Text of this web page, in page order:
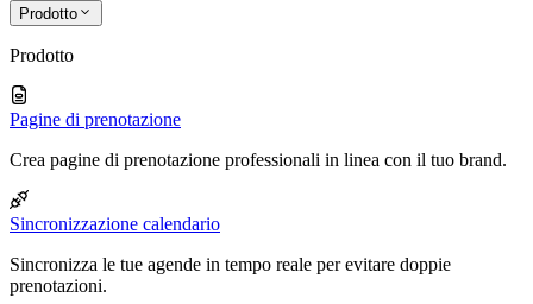
Prodotto
Prodotto
Pagine di prenotazione
Crea pagine di prenotazione professionali in linea con il tuo brand.
Sincronizzazione calendario
Sincronizza le tue agende in tempo reale per evitare doppie
prenotazioni.